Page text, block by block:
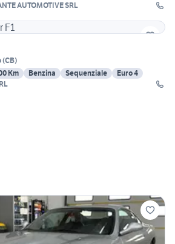
AUTOMOTIVE SRL
(CB)
Km Benzina Sequenziale
Euro 4